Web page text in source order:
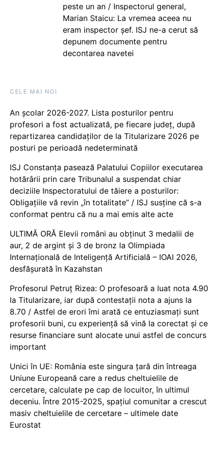
peste un an / Inspectorul general,
Marian Staicu: La vremea aceea nu
eram inspector șef. ISJ ne-a cerut să
depunem documente pentru
decontarea navetei
CELE MAI NOI
An școlar 2026-2027. Lista posturilor pentru
profesori a fost actualizată, pe fiecare județ, după
repartizarea candidaților de la Titularizare 2026 pe
posturi pe perioadă nedeterminată
ISJ Constanța pasează Palatului Copiilor executarea
hotărârii prin care Tribunalul a suspendat chiar
deciziile Inspectoratului de tăiere a posturilor:
Obligațiile vă revin „în totalitate” / ISJ susține că s-a
conformat pentru că nu a mai emis alte acte
ULTIMĂ ORĂ Elevii români au obținut 3 medalii de
aur, 2 de argint și 3 de bronz la Olimpiada
Internațională de Inteligență Artificială – IOAI 2026,
desfășurată în Kazahstan
Profesorul Petruț Rizea: O profesoară a luat nota 4.90
la Titularizare, iar după contestații nota a ajuns la
8.70 / Astfel de erori îmi arată ce entuziasmați sunt
profesorii buni, cu experiență să vină la corectat și ce
resurse financiare sunt alocate unui astfel de concurs
important
Unici în UE: România este singura țară din întreaga
Uniune Europeană care a redus cheltuielile de
cercetare, calculate pe cap de locuitor, în ultimul
deceniu. Între 2015-2025, spațiul comunitar a crescut
masiv cheltuielile de cercetare – ultimele date
Eurostat